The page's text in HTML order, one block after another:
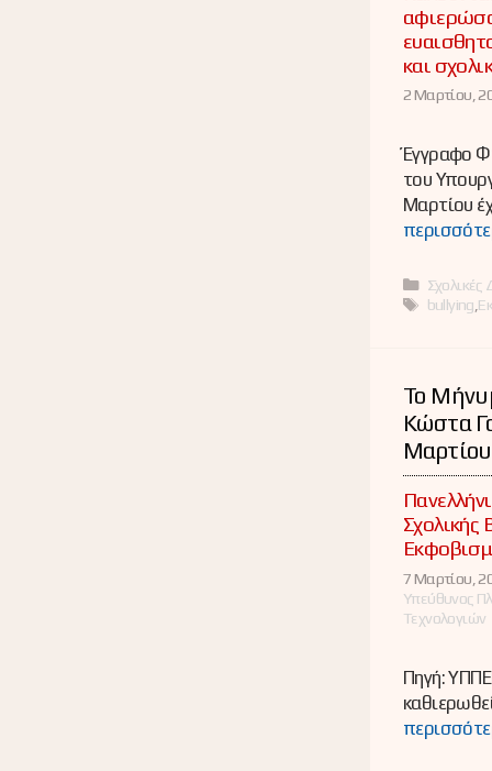
και
2 Μαρτίου,
Έγγραφο
του
Μαρτίου
Σχολικές
Ετικέτες
bullying
Το
Κώστα
Μαρτίου
Σχολικής
7 Μαρτίου,
Υπεύθυνος
Τεχνολογιών
Πηγή: